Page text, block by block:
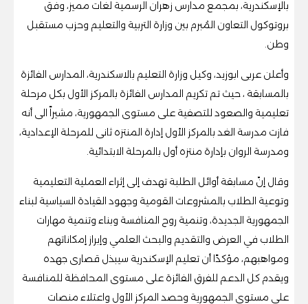
بالإسكندرية، بمجمع مدارس زهران الرسمية لغات مميز، وفق
بروتوكول التعاون المُبرم بين وزارة التربية والتعليم وحزب مستقبل
وطن.
وأعلن عربى ابوزيد، وكيل وزارة التعليم بالاسكندرية، المدارس الفائزة
بالمسابقة ، حيث تم تكريم المدارس الفائزة بالمركز الأول بكل مرحلة
تعليمية والصعود للتصفية على مستوى الجمهورية، مشيراً الى أنه
فازت مدرسة الغد بالمركز الأول إدارة المنتزه ثانى للمرحلة الإعدادية،
ومدرسة الروان بإدارة منتزه أول بالمرحلة الابتدائية.
وقال إنّ مسابقة أوائل الطلبة تهدف إلى إثراء العملية التعليمية
وتوعية الطلاب بالمشروعات القومية وجهود القيادة السياسية لبناء
الجمهورية الجديدة، وتنمية روح المنافسة وبناء وتنمية مهارات
الطلاب في العرض والتقديم والبحث العلمي وإبراز إمكاناتهم
ومواهبهم، مؤكدًا أن تعليم الإسكندرية سيبذل قصارى جهده
ويقدم كل الدعم للفرق الفائزة على مستوى المحافظة للمنافسة
على مستوى الجمهورية وحصد المركز الأول واعتلاء منصات